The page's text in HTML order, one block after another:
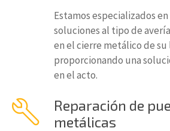
Estamos especializados
soluciones al tipo de
en el cierre metálico de su
proporcionando una
en el acto.
Reparación de
metálicas